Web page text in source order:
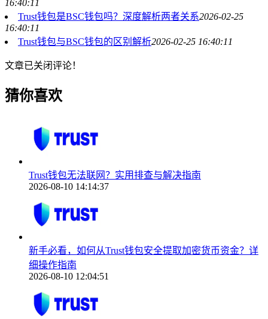
16:40:11
Trust钱包是BSC钱包吗？深度解析两者关系2026-02-25
16:40:11
Trust钱包与BSC钱包的区别解析2026-02-25 16:40:11
文章已关闭评论！
猜你喜欢
Trust钱包无法联网？实用排查与解决指南
2026-08-10 14:14:37
新手必看，如何从Trust钱包安全提取加密货币资金？详
细操作指南
2026-08-10 12:04:51